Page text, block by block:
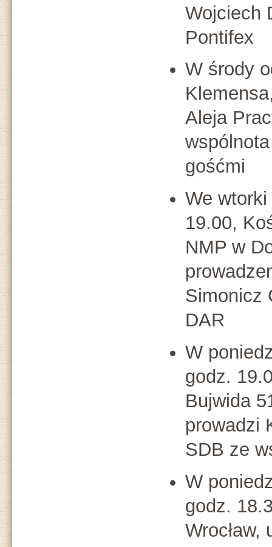
Wojciech
Pontifex
W środy
Aleja
gośćmi
We
19.00,
NMP w
Simonicz
DAR
W
godz.
Bujwida
prowadzi
SDB ze
W
godz.